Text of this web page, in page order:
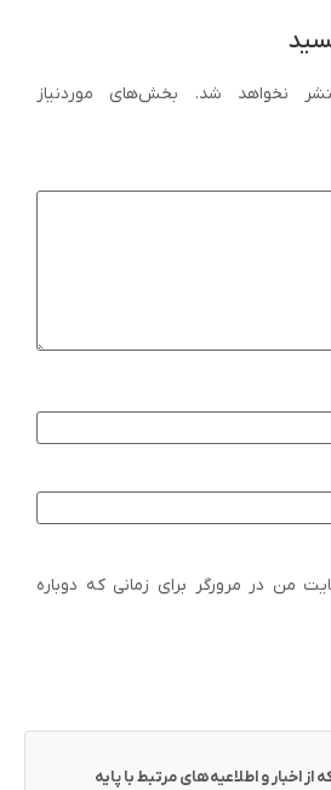
نخواهد شد.
بخش‌های موردنیاز
من در مرورگر برای زمانی که دوباره
از اخبار و اطلاعیه‌های مرتبط با پایه